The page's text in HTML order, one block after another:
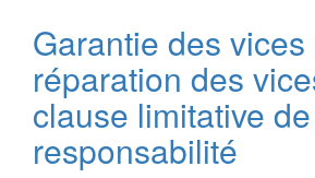
Garantie des
réparation des
clause limitative de
responsabilité